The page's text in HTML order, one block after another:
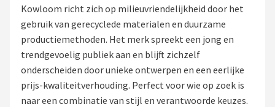
POPULAIRE MERKEN
Polaroid
KIMU
Kingseven
Kowloom richt zich op milieuvriendelijkheid door het
gebruik van gerecyclede materialen en duurzame
productiemethoden. Het merk spreekt een jong en
trendgevoelig publiek aan en blijft zichzelf
onderscheiden door unieke ontwerpen en een eerlijke
prijs-kwaliteitverhouding. Perfect voor wie op zoek is
naar een combinatie van stijl en verantwoorde keuzes.